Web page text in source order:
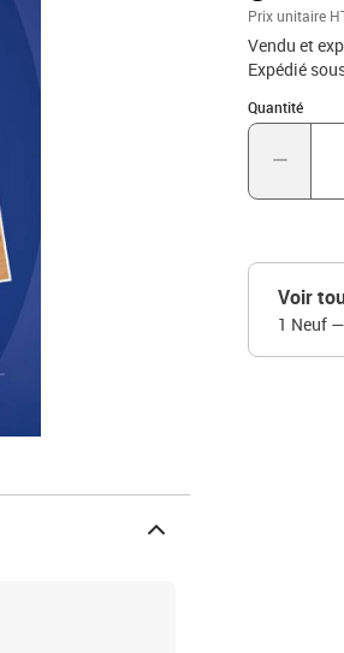
:
Prix unitaire
Vendu et
Expédié
Quantité
Quantité : 1
Voir
1 Neuf